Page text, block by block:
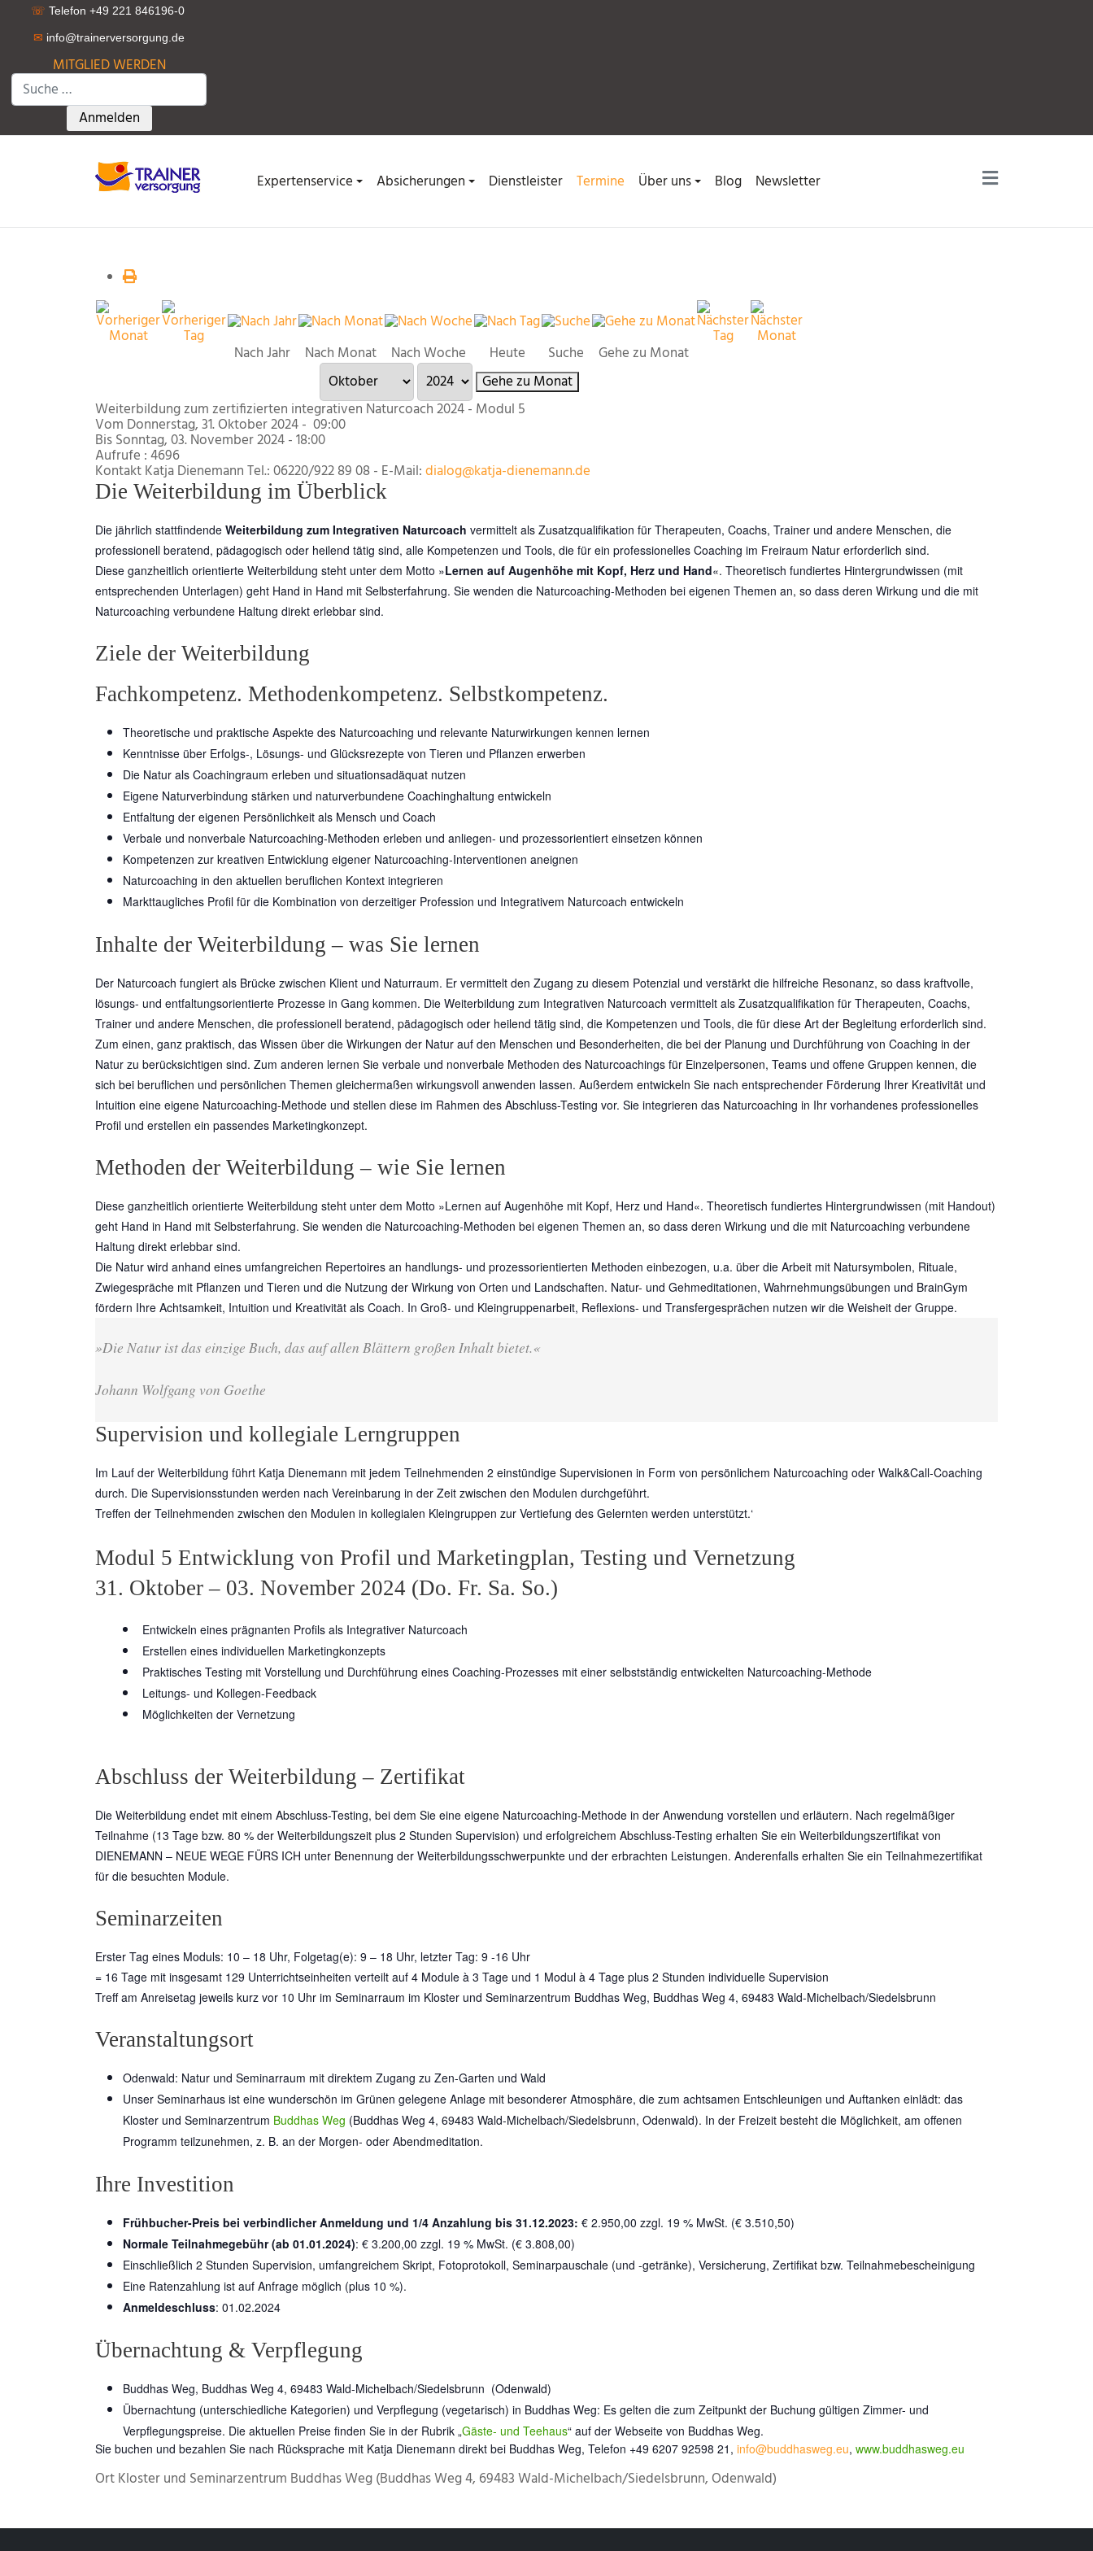
☏ Telefon +49 221 846196-0
✉ info@trainerversorgung.de
MITGLIED WERDEN
Suchen
Type 2 or more characters for results.
Anmelden
Expertenservice Absicherungen Dienstleister Termine Über uns Blog Newsletter
Nach Jahr Nach Monat Nach Woche Heute Suche
Gehe zu Monat
Gehe zu Monat
Weiterbildung zum zertifizierten integrativen Naturcoach 2024 - Modul 5
Vom Donnerstag, 31. Oktober 2024 - 09:00
Bis Sonntag, 03. November 2024 - 18:00
Aufrufe : 4696
KontaktKatja Dienemann Tel.: 06220/922 89 08 - E-Mail:dialog@katja-dienemann.de
Die Weiterbildung im Überblick
Die jährlich stattfindende Weiterbildung zum Integrativen Naturcoach vermittelt als Zusatzqualifikation für Therapeuten, Coachs, Trainer und andere Menschen, die
professionell beratend, pädagogisch oder heilend tätig sind, alle Kompetenzen und Tools, die für ein professionelles Coaching im Freiraum Natur erforderlich sind.
Diese ganzheitlich orientierte Weiterbildung steht unter dem Motto »Lernen auf Augenhöhe mit Kopf, Herz und Hand«. Theoretisch fundiertes Hintergrundwissen (mit
entsprechenden Unterlagen) geht Hand in Hand mit Selbsterfahrung. Sie wenden die Naturcoaching-Methoden bei eigenen Themen an, so dass deren Wirkung und die mit
Naturcoaching verbundene Haltung direkt erlebbar sind.
Ziele der Weiterbildung
Fachkompetenz. Methodenkompetenz. Selbstkompetenz.
Theoretische und praktische Aspekte des Naturcoaching und relevante Naturwirkungen kennen lernen
Kenntnisse über Erfolgs-, Lösungs- und Glücksrezepte von Tieren und Pflanzen erwerben
Die Natur als Coachingraum erleben und situationsadäquat nutzen
Eigene Naturverbindung stärken und naturverbundene Coachinghaltung entwickeln
Entfaltung der eigenen Persönlichkeit als Mensch und Coach
Verbale und nonverbale Naturcoaching-Methoden erleben und anliegen- und prozessorientiert einsetzen können
Kompetenzen zur kreativen Entwicklung eigener Naturcoaching-Interventionen aneignen
Naturcoaching in den aktuellen beruflichen Kontext integrieren
Markttaugliches Profil für die Kombination von derzeitiger Profession und Integrativem Naturcoach entwickeln
Inhalte der Weiterbildung – was Sie lernen
Der Naturcoach fungiert als Brücke zwischen Klient und Naturraum. Er vermittelt den Zugang zu diesem Potenzial und verstärkt die hilfreiche Resonanz, so dass kraftvolle,
lösungs- und entfaltungsorientierte Prozesse in Gang kommen. Die Weiterbildung zum Integrativen Naturcoach vermittelt als Zusatzqualifikation für Therapeuten, Coachs,
Trainer und andere Menschen, die professionell beratend, pädagogisch oder heilend tätig sind, die Kompetenzen und Tools, die für diese Art der Begleitung erforderlich sind.
Zum einen, ganz praktisch, das Wissen über die Wirkungen der Natur auf den Menschen und Besonderheiten, die bei der Planung und Durchführung von Coaching in der
Natur zu berücksichtigen sind. Zum anderen lernen Sie verbale und nonverbale Methoden des Naturcoachings für Einzelpersonen, Teams und offene Gruppen kennen, die
sich bei beruflichen und persönlichen Themen gleichermaßen wirkungsvoll anwenden lassen. Außerdem entwickeln Sie nach entsprechender Förderung Ihrer Kreativität und
Intuition eine eigene Naturcoaching-Methode und stellen diese im Rahmen des Abschluss-Testing vor. Sie integrieren das Naturcoaching in Ihr vorhandenes professionelles
Profil und erstellen ein passendes Marketingkonzept.
Methoden der Weiterbildung – wie Sie lernen
Diese ganzheitlich orientierte Weiterbildung steht unter dem Motto »Lernen auf Augenhöhe mit Kopf, Herz und Hand«. Theoretisch fundiertes Hintergrundwissen (mit Handout)
geht Hand in Hand mit Selbsterfahrung. Sie wenden die Naturcoaching-Methoden bei eigenen Themen an, so dass deren Wirkung und die mit Naturcoaching verbundene
Haltung direkt erlebbar sind.
Die Natur wird anhand eines umfangreichen Repertoires an handlungs- und prozessorientierten Methoden einbezogen, u.a. über die Arbeit mit Natursymbolen, Rituale,
Zwiegespräche mit Pflanzen und Tieren und die Nutzung der Wirkung von Orten und Landschaften. Natur- und Gehmeditationen, Wahrnehmungsübungen und BrainGym
fördern Ihre Achtsamkeit, Intuition und Kreativität als Coach. In Groß- und Kleingruppenarbeit, Reflexions- und Transfergesprächen nutzen wir die Weisheit der Gruppe.
»Die Natur ist das einzige Buch, das auf allen Blättern großen Inhalt bietet.«
Johann Wolfgang von Goethe
Supervision und kollegiale Lerngruppen
Im Lauf der Weiterbildung führt Katja Dienemann mit jedem Teilnehmenden 2 einstündige Supervisionen in Form von persönlichem Naturcoaching oder Walk&Call-Coaching
durch. Die Supervisionsstunden werden nach Vereinbarung in der Zeit zwischen den Modulen durchgeführt.
Treffen der Teilnehmenden zwischen den Modulen in kollegialen Kleingruppen zur Vertiefung des Gelernten werden unterstützt.‘
Modul 5 Entwicklung von Profil und Marketingplan, Testing und Vernetzung
31. Oktober – 03. November 2024 (Do. Fr. Sa. So.)
Entwickeln eines prägnanten Profils als Integrativer Naturcoach
Erstellen eines individuellen Marketingkonzepts
Praktisches Testing mit Vorstellung und Durchführung eines Coaching-Prozesses mit einer selbstständig entwickelten Naturcoaching-Methode
Leitungs- und Kollegen-Feedback
Möglichkeiten der Vernetzung
Abschluss der Weiterbildung – Zertifikat
Die Weiterbildung endet mit einem Abschluss-Testing, bei dem Sie eine eigene Naturcoaching-Methode in der Anwendung vorstellen und erläutern. Nach regelmäßiger
Teilnahme (13 Tage bzw. 80 % der Weiterbildungszeit plus 2 Stunden Supervision) und erfolgreichem Abschluss-Testing erhalten Sie ein Weiterbildungszertifikat von
DIENEMANN – NEUE WEGE FÜRS ICH unter Benennung der Weiterbildungsschwerpunkte und der erbrachten Leistungen. Anderenfalls erhalten Sie ein Teilnahmezertifikat
für die besuchten Module.
Seminarzeiten
Erster Tag eines Moduls: 10 – 18 Uhr, Folgetag(e): 9 – 18 Uhr, letzter Tag: 9 -16 Uhr
= 16 Tage mit insgesamt 129 Unterrichtseinheiten verteilt auf 4 Module à 3 Tage und 1 Modul à 4 Tage plus 2 Stunden individuelle Supervision
Treff am Anreisetag jeweils kurz vor 10 Uhr im Seminarraum im Kloster und Seminarzentrum Buddhas Weg, Buddhas Weg 4, 69483 Wald-Michelbach/Siedelsbrunn
Veranstaltungsort
Odenwald: Natur und Seminarraum mit direktem Zugang zu Zen-Garten und Wald
Unser Seminarhaus ist eine wunderschön im Grünen gelegene Anlage mit besonderer Atmosphäre, die zum achtsamen Entschleunigen und Auftanken einlädt: das
Kloster und Seminarzentrum Buddhas Weg (Buddhas Weg 4, 69483 Wald-Michelbach/Siedelsbrunn, Odenwald). In der Freizeit besteht die Möglichkeit, am offenen
Programm teilzunehmen, z. B. an der Morgen- oder Abendmeditation.
Ihre Investition
Frühbucher-Preis bei verbindlicher Anmeldung und 1/4 Anzahlung bis 31.12.2023: € 2.950,00 zzgl. 19 % MwSt. (€ 3.510,50)
Normale Teilnahmegebühr (ab 01.01.2024): € 3.200,00 zzgl. 19 % MwSt. (€ 3.808,00)
Einschließlich 2 Stunden Supervision, umfangreichem Skript, Fotoprotokoll, Seminarpauschale (und -getränke), Versicherung, Zertifikat bzw. Teilnahmebescheinigung
Eine Ratenzahlung ist auf Anfrage möglich (plus 10 %).
Anmeldeschluss: 01.02.2024
Übernachtung & Verpflegung
Buddhas Weg, Buddhas Weg 4, 69483 Wald-Michelbach/Siedelsbrunn (Odenwald)
Übernachtung (unterschiedliche Kategorien) und Verpflegung (vegetarisch) in Buddhas Weg: Es gelten die zum Zeitpunkt der Buchung gültigen Zimmer- und
Verpflegungspreise. Die aktuellen Preise finden Sie in der Rubrik „Gäste- und Teehaus“ auf der Webseite von Buddhas Weg.
Sie buchen und bezahlen Sie nach Rücksprache mit Katja Dienemann direkt bei Buddhas Weg, Telefon +49 6207 92598 21, info@buddhasweg.eu, www.buddhasweg.eu
OrtKloster und Seminarzentrum Buddhas Weg (Buddhas Weg 4, 69483 Wald-Michelbach/Siedelsbrunn, Odenwald)